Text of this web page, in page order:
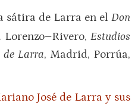
sátira de Larra en el Don
Lorenzo–Rivero, Estudios
de Larra, Madrid, Porrúa,
José de Larra y sus